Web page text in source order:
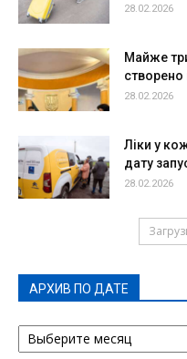
28.02.2026
Майже
створено
28.02.2026
Ліки у
дату
28.02.2026
АРХИВ ПО ДАТЕ
АРХИВ
ПО